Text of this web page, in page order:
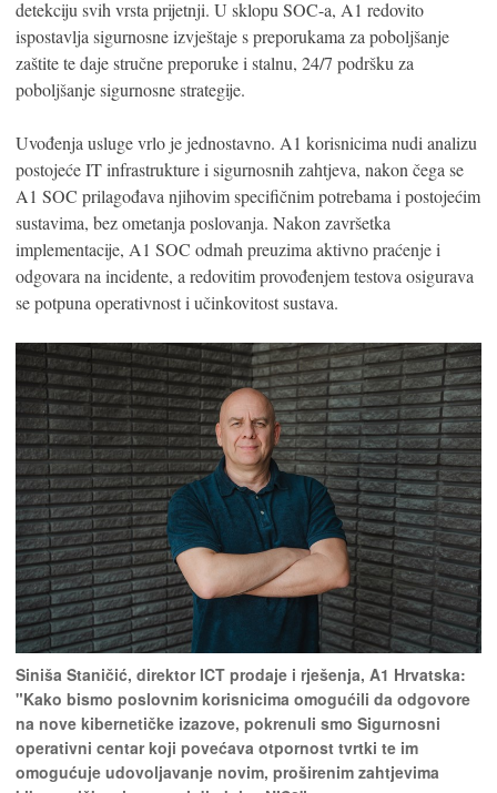
detekciju svih vrsta prijetnji. U sklopu SOC-a, A1 redovito
ispostavlja sigurnosne izvještaje s preporukama za poboljšanje
zaštite te daje stručne preporuke i stalnu, 24/7 podršku za
poboljšanje sigurnosne strategije.
Uvođenja usluge vrlo je jednostavno. A1 korisnicima nudi analizu
postojeće IT infrastrukture i sigurnosnih zahtjeva, nakon čega se
A1 SOC prilagođava njihovim specifičnim potrebama i postojećim
sustavima, bez ometanja poslovanja. Nakon završetka
implementacije, A1 SOC odmah preuzima aktivno praćenje i
odgovara na incidente, a redovitim provođenjem testova osigurava
se potpuna operativnost i učinkovitost sustava.
Siniša Staničić, direktor ICT prodaje i rješenja, A1 Hrvatska:
"Kako bismo poslovnim korisnicima omogućili da odgovore
na nove kibernetičke izazove, pokrenuli smo Sigurnosni
operativni centar koji povećava otpornost tvrtki te im
omogućuje udovoljavanje novim, proširenim zahtjevima